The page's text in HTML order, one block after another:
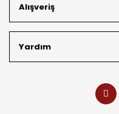
Alışveriş
Yardım